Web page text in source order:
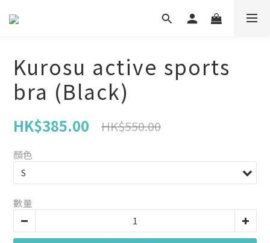
Kurosu active sports
bra (Black)
HK$385.00 HK$550.00
顏色
數量